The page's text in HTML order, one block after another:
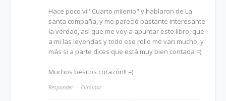
Hace poco vi "Cuarto milenio" y hablaron de La
santa compaña, y me pareció bastante interesante
la verdad, así que me voy a apuntar este libro, que
a mi las leyendas y todo ese rollo me van mucho, y
más si a parte dices que está muy bien contada =)
Muchos besitos corazón!! =)
Responder Eliminar